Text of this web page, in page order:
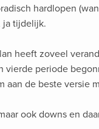
hardlopen
tijdelijk.⠀
heeft zoveel
vierde periode
aan de beste versie
ook downs en